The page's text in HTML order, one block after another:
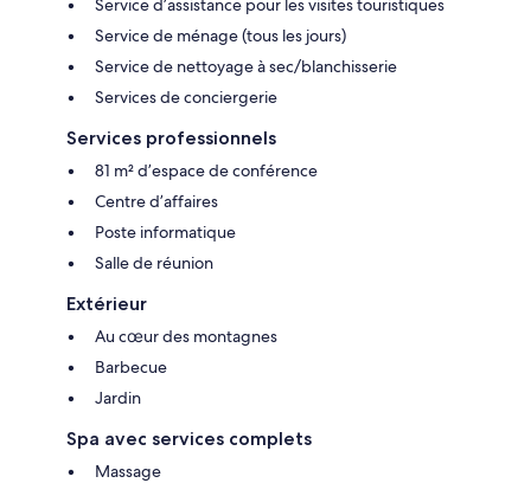
Service d’assistance pour les visites touristiques
Service de ménage (tous les jours)
Service de nettoyage à sec/blanchisserie
Services de conciergerie
Services professionnels
81 m² d’espace de conférence
Centre d’affaires
Poste informatique
Salle de réunion
Extérieur
Au cœur des montagnes
Barbecue
Jardin
Spa avec services complets
Massage